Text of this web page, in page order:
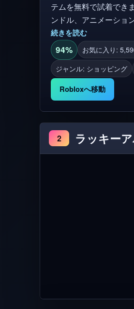
テムを無料で試着でき
ンドル、アニメーショ
ィ制作の衣服のコレク
たりできます！ ✅ ゲーム内で行ったすべての購入は、Robloxインベントリで利用
可能で、すべてのゲームで使用できます。
ださい：https://www.roblox.com/
Robloxイノベーション
続きを読む
94% お気に入り:
ジャンル: ショッピング
Robloxへ移動
2 ラッキー